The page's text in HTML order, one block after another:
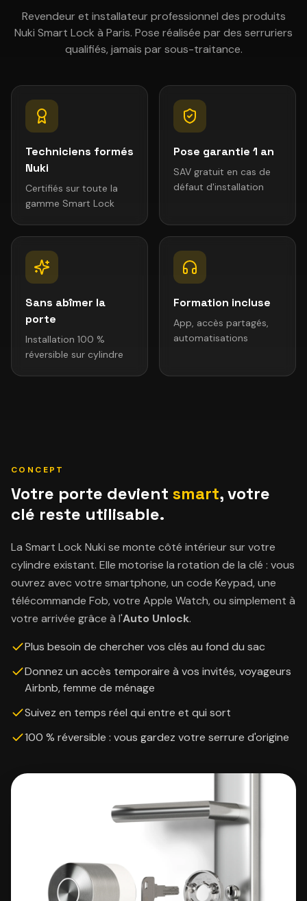
Revendeur et installateur professionnel des produits
Nuki Smart Lock à Paris. Pose réalisée par des serruriers
qualifiés, jamais par sous-traitance.
Techniciens formés
Nuki
Certifiés sur toute la
gamme Smart Lock
Pose garantie 1 an
SAV gratuit en cas de
défaut d'installation
Sans abîmer la
porte
Installation 100 %
réversible sur cylindre
Formation incluse
App, accès partagés,
automatisations
CONCEPT
Votre porte devient smart, votre
clé reste utilisable.
La Smart Lock Nuki se monte côté intérieur sur votre
cylindre existant. Elle motorise la rotation de la clé : vous
ouvrez avec votre smartphone, un code Keypad, une
télécommande Fob, votre Apple Watch, ou simplement à
votre arrivée grâce à l'Auto Unlock.
Plus besoin de chercher vos clés au fond du sac
Donnez un accès temporaire à vos invités, voyageurs
Airbnb, femme de ménage
Suivez en temps réel qui entre et qui sort
100 % réversible : vous gardez votre serrure d'origine